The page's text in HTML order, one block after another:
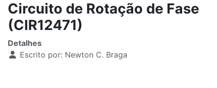
Circuito de Rotação de Fase
(CIR12471)
Detalhes
Escrito por: Newton C. Braga